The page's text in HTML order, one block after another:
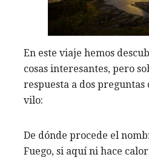
En este viaje hemos
cosas interesantes, pero
respuesta a dos preguntas
vilo:
De dónde procede el
Fuego, si aquí ni hace